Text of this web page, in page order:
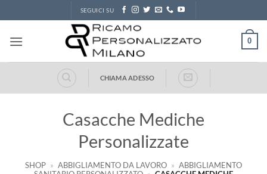
ai
contenuti
SEGUICI SU
0
CHIAMA ADESSO
Casacche Mediche
Personalizzate
SHOP » ABBIGLIAMENTO DA LAVORO » ABBIGLIAMENTO